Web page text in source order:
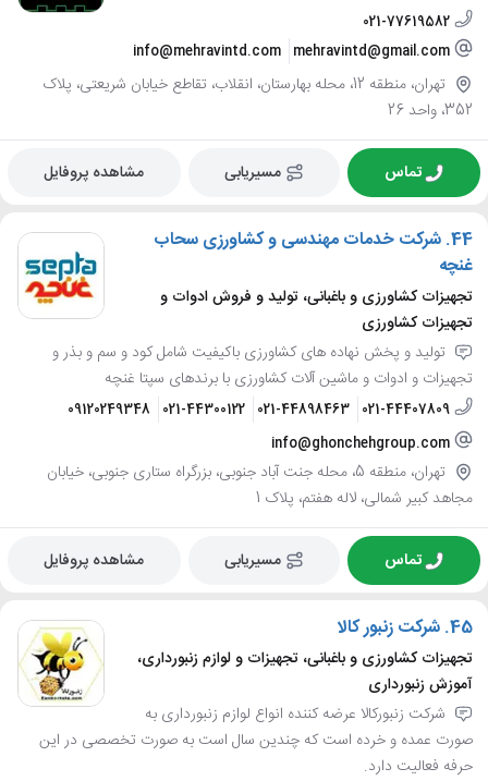
021-77619582
mehravintd@gmail.com
info@mehravintd.com
تهران، منطقه 12، محله بهارستان، انقلاب، تقاطع خیابان شریعتی، پلاک
352، واحد 26
تماس مسیریابی مشاهده پروفایل
44. شرکت خدمات مهندسی و کشاورزی سحاب
غنچه
تجهیزات کشاورزی و باغبانی، تولید و فروش ادوات و
تجهیزات کشاورزی
تولید و پخش نهاده های کشاورزی باکیفیت شامل کود و سم و بذر و
تجهیزات و ادوات و ماشین آلات کشاورزی با برندهای سپتا غنچه
021-44407809
021-44898463
021-44300122
09120249348
info@ghonchehgroup.com
تهران، منطقه 5، محله جنت آباد جنوبی، بزرگراه ستاری جنوبی، خیابان
مجاهد کبیر شمالی، لاله هفتم، پلاک 1
تماس مسیریابی مشاهده پروفایل
45. شرکت زنبور کالا
تجهیزات کشاورزی و باغبانی، تجهیزات و لوازم زنبورداری،
آموزش زنبورداری
شرکت زنبورکالا عرضه کننده انواع لوازم زنبورداری به
صورت عمده و خرده است که چندین سال است به صورت تخصصی در این
حرفه فعالیت دارد.